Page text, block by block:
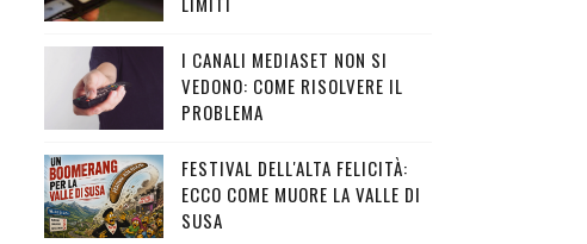
I CANALI MEDIASET NON SI
VEDONO: COME RISOLVERE IL
PROBLEMA
FESTIVAL DELL'ALTA FELICITÀ:
ECCO COME MUORE LA VALLE DI
SUSA